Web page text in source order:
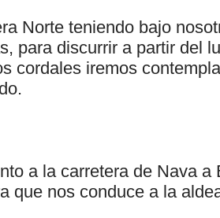
Norte teniendo bajo
para discurrir a partir del
cordales iremos
a la carretera de Nava a
que nos conduce a la